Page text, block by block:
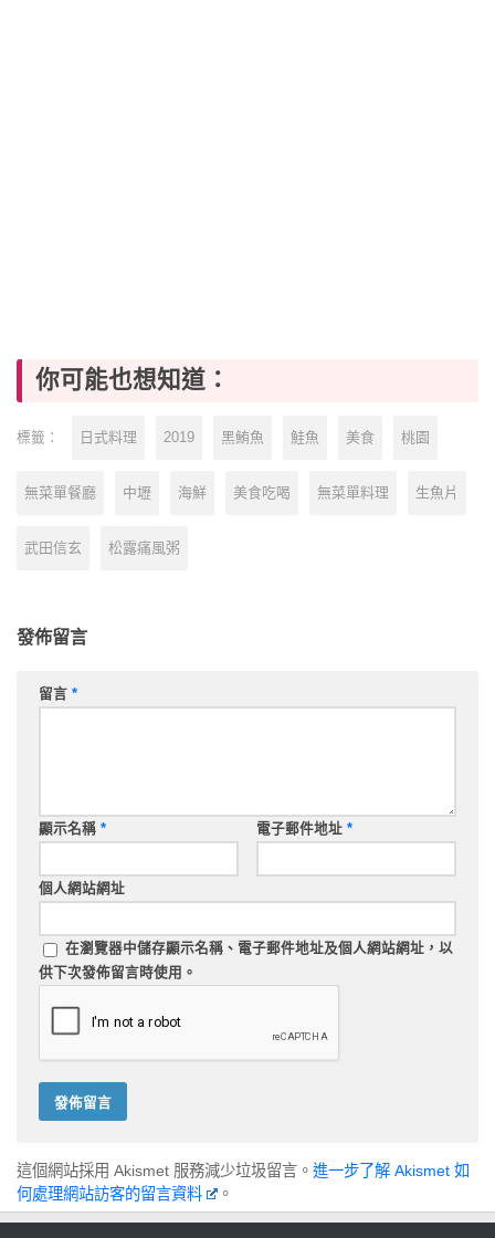
你可能也想知道：
標籤： 日式料理 2019 黑鮪魚 鮭魚 美食 桃園
無菜單餐廳 中壢 海鮮 美食吃喝 無菜單料理 生魚片
武田信玄 松露痛風粥
發佈留言
留言 *
顯示名稱 * 電子郵件地址 *
個人網站網址
在瀏覽器中儲存顯示名稱、電子郵件地址及個人網站網址，以
供下次發佈留言時使用。
這個網站採用 Akismet 服務減少垃圾留言。 進一步了解 Akismet 如
何處理網站訪客的留言資料
。